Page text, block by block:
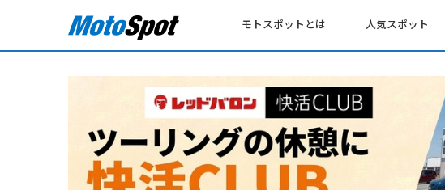
モトスポットとは 人気スポット